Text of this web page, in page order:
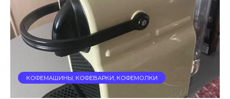
КОФЕМАШИНЫ, КОФЕВАРКИ, КОФЕМОЛКИ